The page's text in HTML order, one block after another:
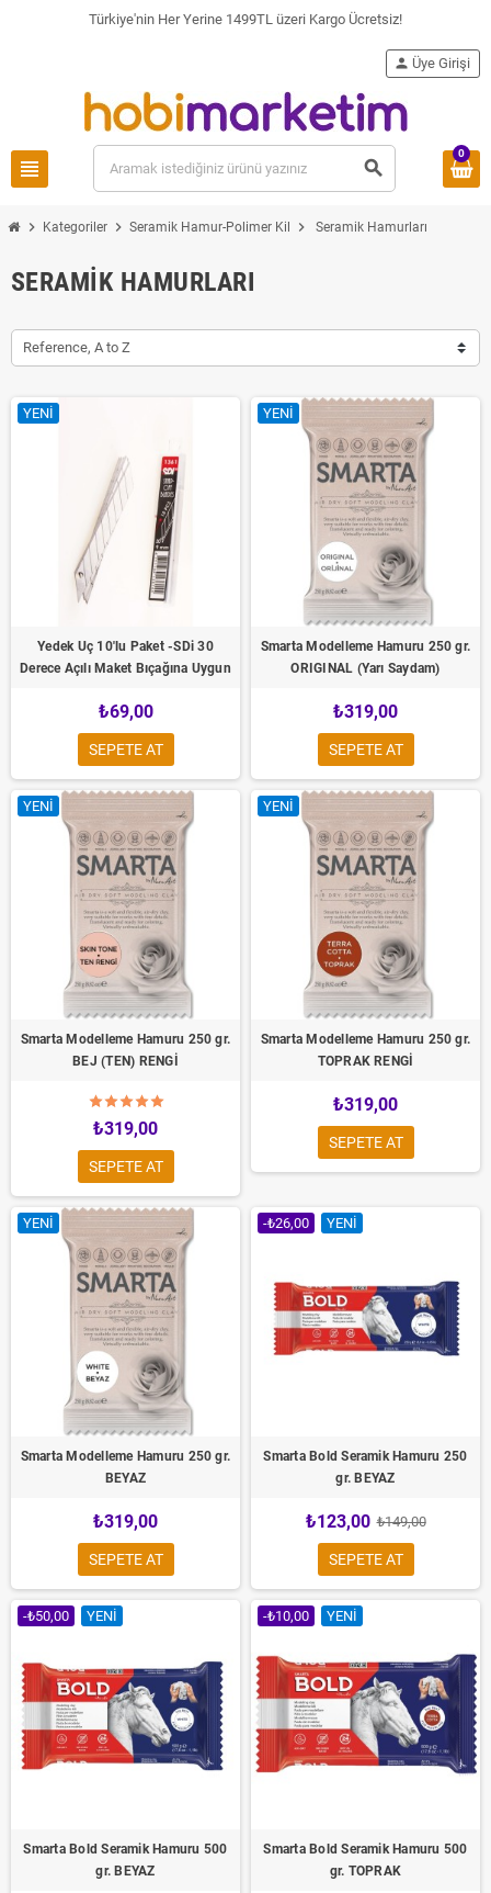
Türkiye'nin Her Yerine 1499TL üzeri Kargo Ücretsiz!
view_headline search
person Üye Girişi
0
chevron_right Kategoriler chevron_right Seramik Hamur-Polimer Kil chevron_right Seramik Hamurları
SERAMIK HAMURLARI
Reference, A to Z
YENI
Yedek Uç 10'lu Paket -SDi 30
Derece Açılı Maket Bıçağına Uygun
₺69,00
SEPETE AT
YENI
Smarta Modelleme Hamuru 250 gr.
ORIGINAL (Yarı Saydam)
₺319,00
SEPETE AT
YENI
Smarta Modelleme Hamuru 250 gr.
BEJ (TEN) RENGİ
₺319,00
SEPETE AT
YENI
Smarta Modelleme Hamuru 250 gr.
TOPRAK RENGİ
₺319,00
SEPETE AT
YENI
Smarta Modelleme Hamuru 250 gr.
BEYAZ
₺319,00
SEPETE AT
-₺26,00 YENI
Smarta Bold Seramik Hamuru 250
gr. BEYAZ
₺123,00 ₺149,00
SEPETE AT
-₺50,00 YENI
Smarta Bold Seramik Hamuru 500
gr. BEYAZ
-₺10,00 YENI
Smarta Bold Seramik Hamuru 500
gr. TOPRAK